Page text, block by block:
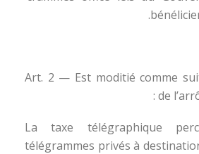
Art. 2 — Est moditié comme
de
« La taxe télégraphique
télégrammes privés à